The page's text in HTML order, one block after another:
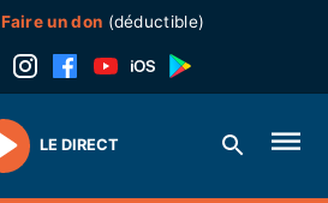
Faire un don (déductible)
Play
LE DIRECT